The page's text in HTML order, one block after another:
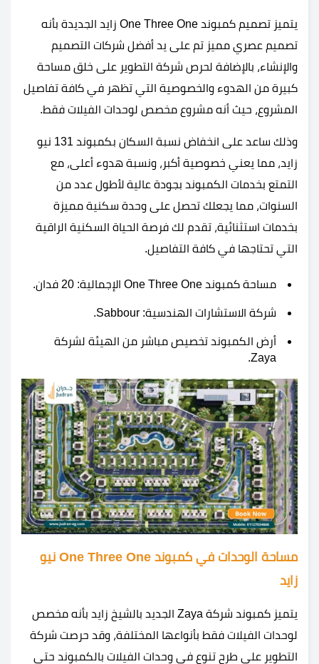
يتميز تصميم كمبوند One Three One زايد الجديدة بأنه
تصميم عصري مميز تم على يد أفضل شركات التصميم
والإنشاء، بالإضافة لحرص شركة التطوير على خلق مساحة
كبيرة من الهدوء والخصوصية التي تظهر في كافة تفاصيل
المشروع، حيث أنه مشروع مخصص لوحدات الفيلات فقط.
وذلك ساعد على انخفاض نسبة السكان بكمبوند 131 نيو
زايد، مما يعني خصوصية أكبر، ونسبة هدوء أعلى، مع
التمتع بخدمات الكمبوند بجودة عالية لأطول عدد من
السنوات، مما يجعلك تحصل على وحدة سكنية مميزة
بخدمات استثنائية، تقدم لك فرصة الحياة السكنية الراقية
التي تحتاجها في كافة التفاصيل.
مساحة كمبوند One Three One الإجمالية: 20 فدان.
شركة الاستشارات الهندسية: Sabbour.
أرض الكمبوند تخصيص مباشر من الهيئة لشركة
Zaya.
مساحة الوحدات في كمبوند One Three One نيو
زايد
يتميز كمبوند شركة Zaya الجديد بالشيخ زايد بأنه مخصص
لوحدات الفيلات فقط بأنواعها المختلفة، وقد حرصت شركة
التطوير على طرح تنوع في وحدات الفيلات بالكمبوند حتى